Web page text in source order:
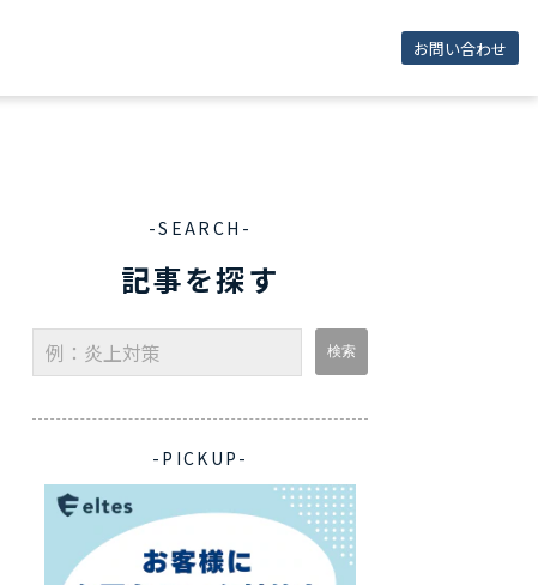
お問い合わせ
-SEARCH-
記事を探す
-PICKUP-